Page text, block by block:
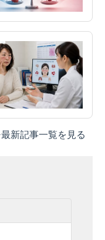
最新記事一覧を見る